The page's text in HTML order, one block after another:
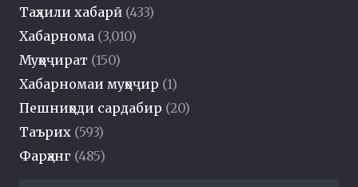
Таҳлили хабарӣ (433)
Хабарнома (3,010)
Муҳоҷират (150)
Хабарномаи муҳоҷир (1)
Пешниҳоди сардабир (20)
Таърих (593)
Фарҳанг (485)